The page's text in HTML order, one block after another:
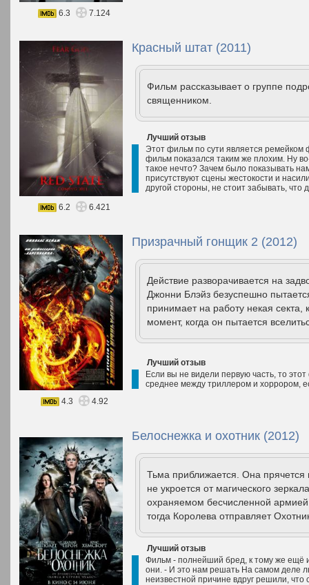
6.3
7.124
Красный штат (2011)
Фильм рассказывает о группе
священником.
Лучший отзыв
Этот фильм по сути является
фильм показался таким же плохим. Ну
такое нечто? Зачем было показывать
присутствуют сцены жестокости и
другой стороны, не стоит забывать, что
6.2
6.421
Призрачный гонщик 2 (2012)
Действие разворачивается на
Джонни Блэйз безуспешно
принимает на работу некая секта,
момент, когда он пытается
Лучший отзыв
Если вы не видели первую часть, то
среднее между триллером и хоррором,
4.3
4.92
Белоснежка и охотник (2012)
Тьма приближается. Она прячется
не укроется от магического
охраняемом бесчисленной
тогда Королева отправляет
Лучший отзыв
Фильм - полнейший бред, к тому же ещё
они. - И это нам решать На самом деле
неизвестной причине вдруг решили,